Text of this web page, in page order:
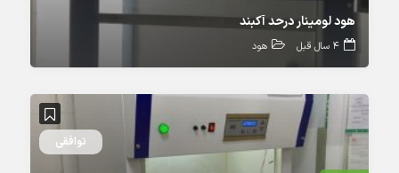
هود لومینار درحد آکبند
4 سال قبل هود
توافقی